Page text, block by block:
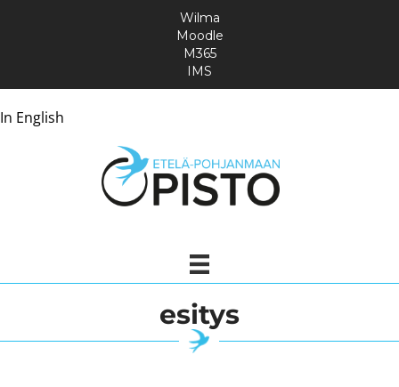
In English
Wilma
Moodle
M365
IMS
esitys